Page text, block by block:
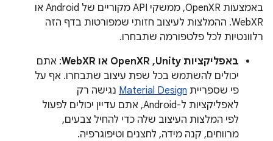
באמצעות OpenXR, ממשקי API מקוריים של Android או
WebXR. ההמלצות לעיצוב חזותי שמפורטות בדף הזה
רלוונטיות לכל פלטפורמה שתבחרו.
באפליקציות Unity,‏ OpenXR או WebXR
: אתם
יכולים להשתמש בכל שפת עיצוב שתבחרו. אף על
פי שספריית Material Design נגישה רק
לאפליקציות ל-Android, אתם עדיין יכולים לפעול
לפי המלצות העיצוב שלה כדי להחיל צבעים,
מרווחים, קנה מידה, לחצנים וטיפוגרפיה.